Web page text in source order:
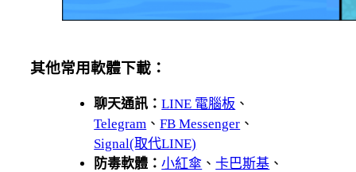
其他常用軟體下載：
聊天通訊：LINE 電腦板 、
Telegram 、FB Messenger 、
Signal(取代LINE)
防毒軟體：小紅傘 、卡巴斯基 、